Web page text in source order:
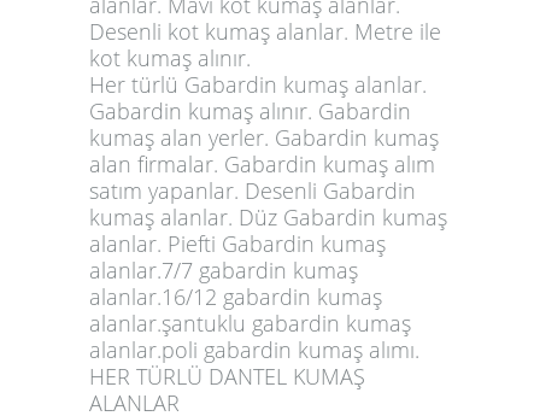
Desenli kot kumaş alanlar. Metre ile
kot kumaş alınır.
Her türlü Gabardin kumaş alanlar.
Gabardin kumaş alınır. Gabardin
kumaş alan yerler. Gabardin kumaş
alan firmalar. Gabardin kumaş alım
satım yapanlar. Desenli Gabardin
kumaş alanlar. Düz Gabardin kumaş
alanlar. Piefti Gabardin kumaş
alanlar.7/7 gabardin kumaş
alanlar.16/12 gabardin kumaş
alanlar.şantuklu gabardin kumaş
alanlar.poli gabardin kumaş alımı.
HER TÜRLÜ DANTEL KUMAŞ
ALANLAR